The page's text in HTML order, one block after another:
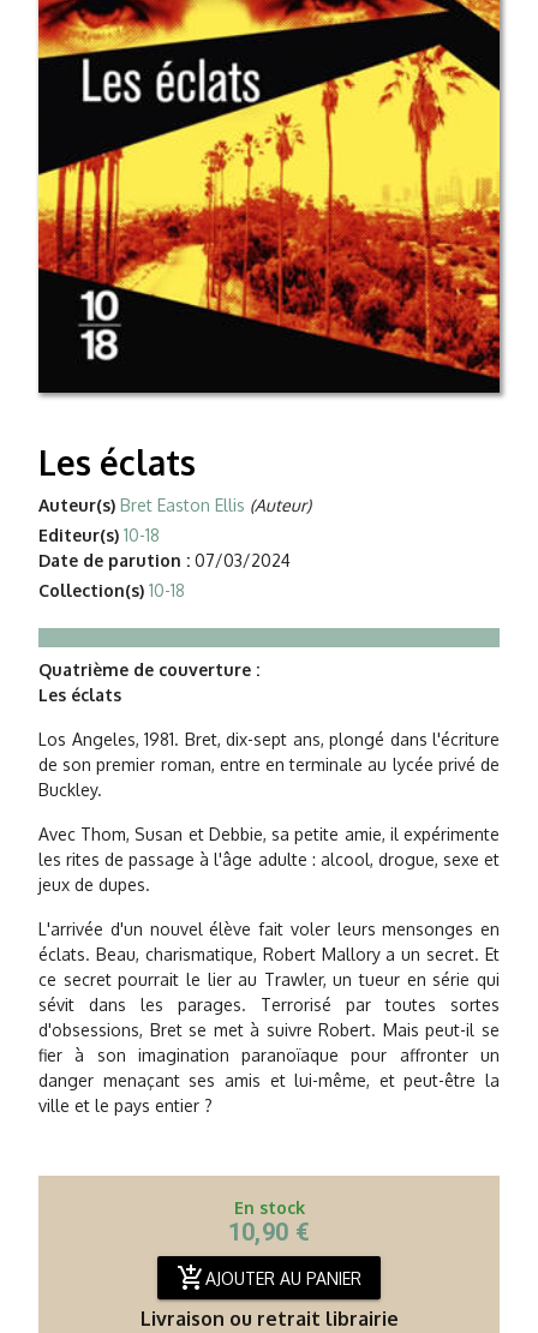
Les éclats
Auteur(s) Bret Easton Ellis (Auteur)
Editeur(s) 10-18
Date de parution : 07/03/2024
Collection(s) 10-18
Quatrième de couverture :
Les éclats
Los Angeles, 1981. Bret, dix-sept ans, plongé dans l'écriture
de son premier roman, entre en terminale au lycée privé de
Buckley.
Avec Thom, Susan et Debbie, sa petite amie, il expérimente
les rites de passage à l'âge adulte : alcool, drogue, sexe et
jeux de dupes.
L'arrivée d'un nouvel élève fait voler leurs mensonges en
éclats. Beau, charismatique, Robert Mallory a un secret. Et
ce secret pourrait le lier au Trawler, un tueur en série qui
sévit dans les parages. Terrorisé par toutes sortes
d'obsessions, Bret se met à suivre Robert. Mais peut-il se
fier à son imagination paranoïaque pour affronter un
danger menaçant ses amis et lui-même, et peut-être la
ville et le pays entier ?
En stock
10,90 €
add_shopping_cartAJOUTER AU PANIER
Livraison ou retrait librairie